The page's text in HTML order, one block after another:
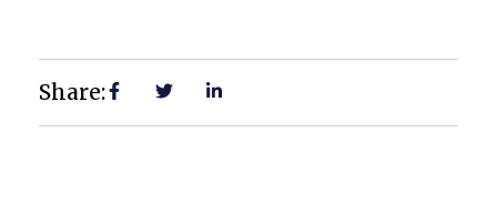
Share: